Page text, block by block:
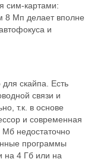
сим-картами:
8 Мп делает вполне
и
скайпа. Есть
связи и
т.к. в основе
и современная
недостаточно
программы
на 4 Гб или на